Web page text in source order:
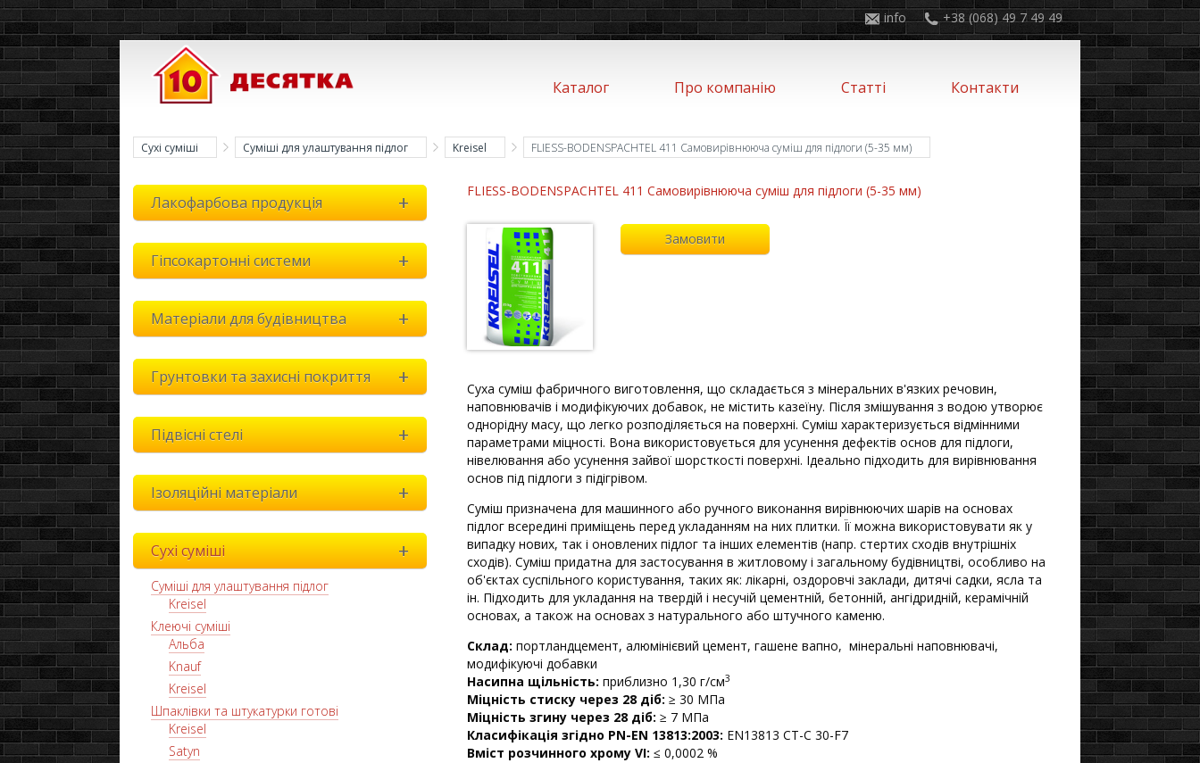
+38 (068) 49 7 49 49
info
Каталог Про компанію Статті Контакти
Сухі суміші Суміші для улаштування підлог Kreisel FLIESS-BODENSPACHTEL 411 Самовирівнююча суміш для підлоги (5-35 мм)
Лакофарбова продукція +
Гіпсокартонні системи +
Матеріали для будівництва +
Грунтовки та захисні покриття +
Підвісні стелі +
Ізоляційні матеріали +
Сухі суміші +
Суміші для улаштування підлог
Kreisel
Клеючі суміші
Альба
Knauf
Kreisel
Шпаклівки та штукатурки готові
Kreisel
Satyn
FLIESS-BODENSPACHTEL 411 Самовирівнююча суміш для підлоги (5-35 мм)
Замовити
Суха суміш фабричного виготовлення, що складається з мінеральних в'язких речовин,
наповнювачів і модифікуючих добавок, не містить казеїну. Після змішування з водою утворює
однорідну масу, що легко розподіляється на поверхні. Суміш характеризується відмінними
параметрами міцності. Вона використовується для усунення дефектів основ для підлоги,
нівелювання або усунення зайвої шорсткості поверхні. Ідеально підходить для вирівнювання
основ під підлоги з підігрівом.
Суміш призначена для машинного або ручного виконання вирівнюючих шарів на основах
підлог всередині приміщень перед укладанням на них плитки. Її можна використовувати як у
випадку нових, так і оновлених підлог та інших елементів (напр. стертих сходів внутрішніх
сходів). Суміш придатна для застосування в житловому і загальному будівництві, особливо на
об'єктах суспільного користування, таких як: лікарні, оздоровчі заклади, дитячі садки, ясла та
ін. Підходить для укладання на твердій і несучій цементній, бетонній, ангідридній, керамічній
основах, а також на основах з натурального або штучного каменю.
Склад: портландцемент, алюмінієвий цемент, гашене вапно, мінеральні наповнювачі,
модифікуючі добавки
Насипна щільність: приблизно 1,30 г/см3
Міцність стиску через 28 діб: ≥ 30 МПа
Міцність згину через 28 діб: ≥ 7 MПa
Класифікація згідно PN-EN 13813:2003: EN13813 CТ-C 30-F7
Вміст розчинного хрому VI: ≤ 0,0002 %